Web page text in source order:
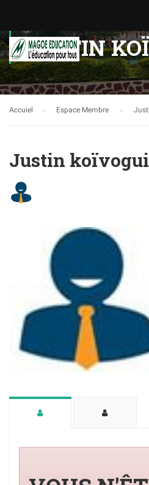
JUSTIN
Accuiel Espace Membre
Justin koïvogui